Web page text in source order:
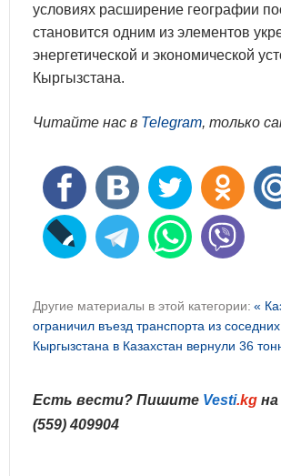
условиях расширение географии
становится одним из элементов
энергетической и экономической
Кыргызстана.
Читайте нас в Telegram, только
Другие материалы в этой категории: «
ограничил въезд транспорта из
Кыргызстана в Казахстан вернули 36
Есть вести? Пишите Vesti.kg на
(559) 409904